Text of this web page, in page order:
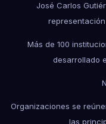
José Carlos
Más de 100
desarrollado
Organizaciones se
las